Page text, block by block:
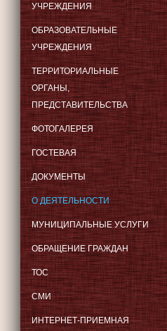
УЧРЕЖДЕНИЯ
ОБРАЗОВАТЕЛЬНЫЕ
УЧРЕЖДЕНИЯ
ТЕРРИТОРИАЛЬНЫЕ
ОРГАНЫ,
ПРЕДСТАВИТЕЛЬСТВА
ФОТОГАЛЕРЕЯ
ГОСТЕВАЯ
ДОКУМЕНТЫ
О ДЕЯТЕЛЬНОСТИ
МУНИЦИПАЛЬНЫЕ УСЛУГИ
ОБРАЩЕНИЕ ГРАЖДАН
ТОС
СМИ
ИНТЕРНЕТ-ПРИЕМНАЯ